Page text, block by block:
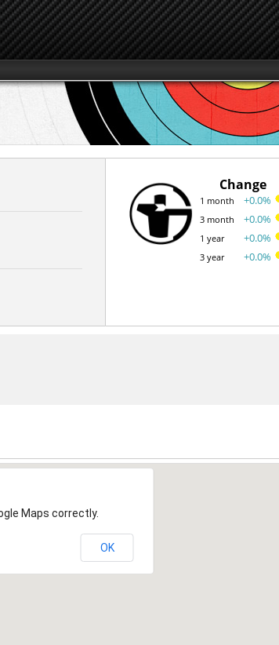
Change
1 month
3 month
1 year
3 year
+0.0%
+0.0%
+0.0%
+0.0%
Maps correctly.
OK